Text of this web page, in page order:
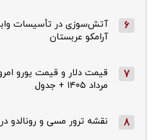
6
آتش‌سوزی در تأسیسات
آرامکو عربستان
7
مرداد ۱۴۰۵ + جدول
8 نقشه ترور مسی و رونالدو